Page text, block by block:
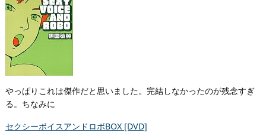
やっぱりこれは傑作だと思いました。完結しなかったのが残念すぎ
る。ちなみに
セクシーボイスアンドロボBOX [DVD]